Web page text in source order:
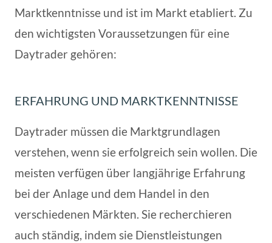
Marktkenntnisse und ist im Markt etabliert. Zu
den wichtigsten Voraussetzungen für eine
Daytrader gehören:
ERFAHRUNG UND MARKTKENNTNISSE
Daytrader müssen die Marktgrundlagen
verstehen, wenn sie erfolgreich sein wollen. Die
meisten verfügen über langjährige Erfahrung
bei der Anlage und dem Handel in den
verschiedenen Märkten. Sie recherchieren
auch ständig, indem sie Dienstleistungen